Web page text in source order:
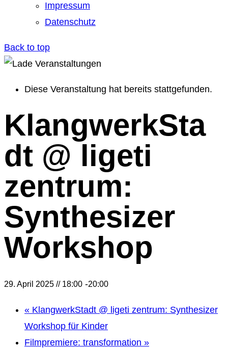
Impressum
Datenschutz
Back to top
Diese Veranstaltung hat bereits stattgefunden.
KlangwerkSta
dt @ ligeti
zentrum:
Synthesizer
Workshop
29. April 2025 // 18:00 -20:00
« KlangwerkStadt @ ligeti zentrum: Synthesizer
Workshop für Kinder
Filmpremiere: transformation »